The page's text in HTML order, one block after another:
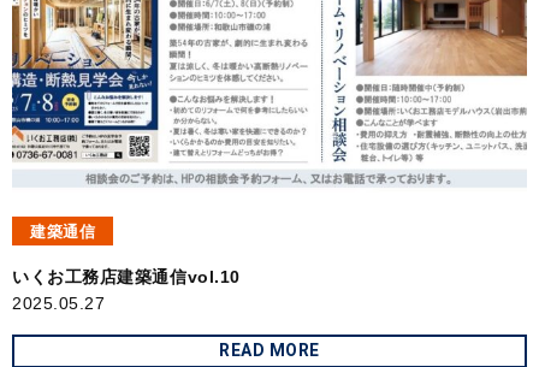
建築通信
いくお工務店建築通信vol.10
2025.05.27
READ MORE